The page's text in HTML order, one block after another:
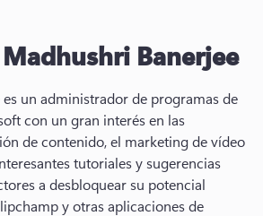
Madhushri Banerjee
un administrador de programas de
con un gran interés en las
de contenido, el marketing de vídeo
tutoriales y sugerencias
a desbloquear su potencial
y otras aplicaciones de